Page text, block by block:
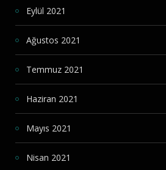
Eylül 2021
Ağustos 2021
Temmuz 2021
Haziran 2021
Mayıs 2021
Nisan 2021